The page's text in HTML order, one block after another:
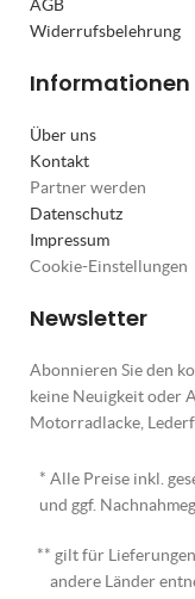
AGB
Widerrufsbelehrung
Informationen
Über uns
Kontakt
Partner werden
Datenschutz
Impressum
Cookie-Einstellungen
Newsletter
Abonnieren Sie den
keine Neuigkeit oder
Motorradlacke,
* Alle Preise inkl.
und ggf.
** gilt für
andere Länder